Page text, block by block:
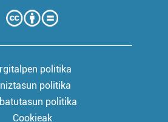
politika
politika
politika
Cookieak